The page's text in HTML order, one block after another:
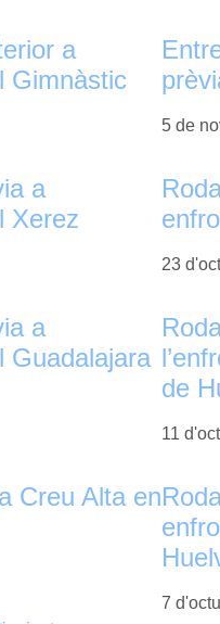
a
Gimnàstic
5 de
a
Xerez
23
a
Guadalajara
de
11
Creu Alta en
7